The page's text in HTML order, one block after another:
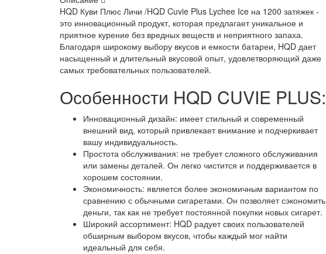
HQD Куви Плюс Личи /HQD Cuvie Plus Lychee Ice на 1200 затяжек -
это инновационный продукт, которая предлагает уникальное и
приятное курение без вредных веществ и неприятного запаха.
Благодаря широкому выбору вкусов и емкости батареи, HQD дает
насыщенный и длительный вкусовой опыт, удовлетворяющий даже
самых требовательных пользователей.
Особенности HQD CUVIE PLUS:
Инновационный дизайн: имеет стильный и современный
внешний вид, который привлекает внимание и подчеркивает
вашу индивидуальность.
Простота обслуживания: не требует сложного обслуживания
или замены деталей. Он легко чистится и поддерживается в
хорошем состоянии.
Экономичность: является более экономичным вариантом по
сравнению с обычными сигаретами. Он позволяет сэкономить
деньги, так как не требует постоянной покупки новых сигарет.
Широкий ассортимент: HQD радует своих пользователей
обширным выбором вкусов, чтобы каждый мог найти
идеальный для себя.